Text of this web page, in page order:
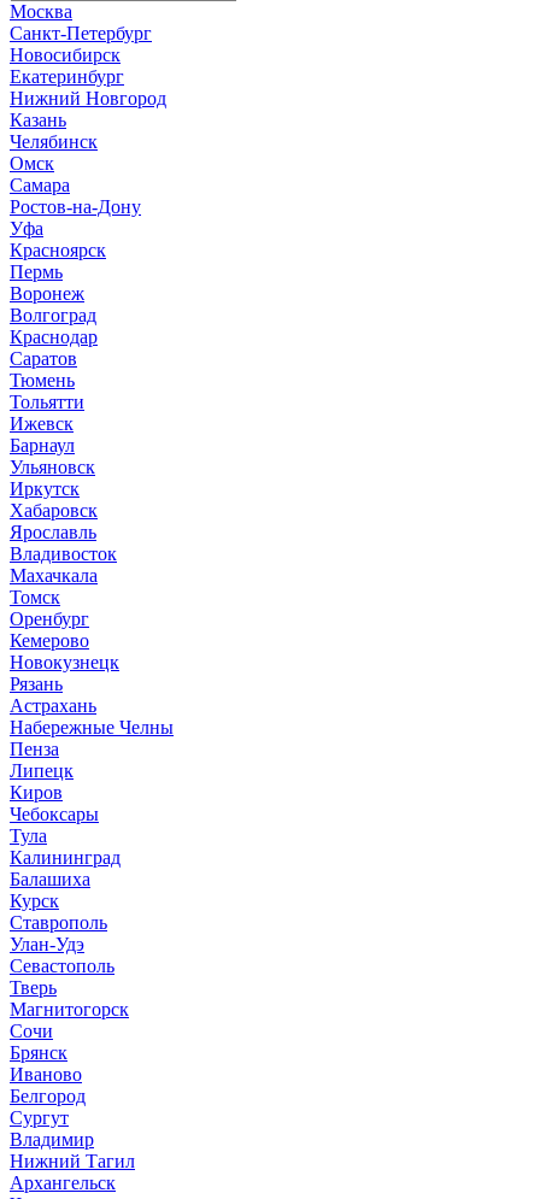
Москва
Санкт-Петербург
Новосибирск
Екатеринбург
Нижний Новгород
Казань
Челябинск
Омск
Самара
Ростов-на-Дону
Уфа
Красноярск
Пермь
Воронеж
Волгоград
Краснодар
Саратов
Тюмень
Тольятти
Ижевск
Барнаул
Ульяновск
Иркутск
Хабаровск
Ярославль
Владивосток
Махачкала
Томск
Оренбург
Кемерово
Новокузнецк
Рязань
Астрахань
Набережные Челны
Пенза
Липецк
Киров
Чебоксары
Тула
Калининград
Балашиха
Курск
Ставрополь
Улан-Удэ
Севастополь
Тверь
Магнитогорск
Сочи
Брянск
Иваново
Белгород
Сургут
Владимир
Нижний Тагил
Архангельск